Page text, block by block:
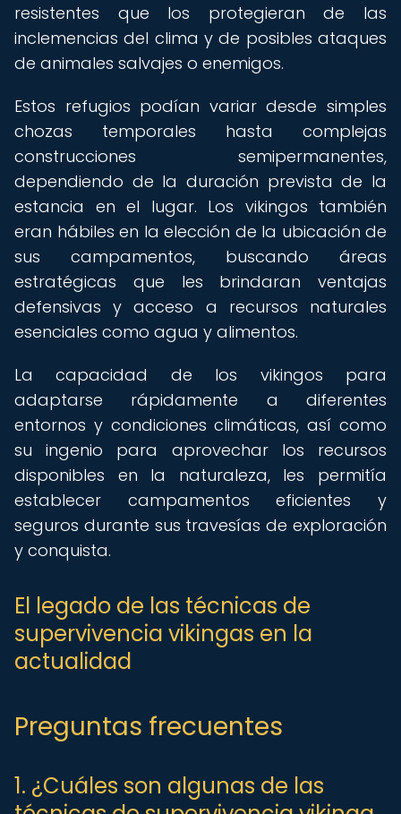
resistentes que los protegieran de las
inclemencias del clima y de posibles ataques
de animales salvajes o enemigos.
Estos refugios podían variar desde simples
chozas temporales hasta complejas
construcciones semipermanentes,
dependiendo de la duración prevista de la
estancia en el lugar. Los vikingos también
eran hábiles en la elección de la ubicación de
sus campamentos, buscando áreas
estratégicas que les brindaran ventajas
defensivas y acceso a recursos naturales
esenciales como agua y alimentos.
La capacidad de los vikingos para
adaptarse rápidamente a diferentes
entornos y condiciones climáticas, así como
su ingenio para aprovechar los recursos
disponibles en la naturaleza, les permitía
establecer campamentos eficientes y
seguros durante sus travesías de exploración
y conquista.
El legado de las técnicas de
supervivencia vikingas en la
actualidad
Preguntas frecuentes
1. ¿Cuáles son algunas de las